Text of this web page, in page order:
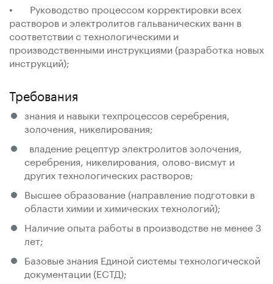
• Руководство процессом корректировки всех
растворов и электролитов гальванических ванн в
соответствии с технологическими и
производственными инструкциями (разработка новых
инструкций);
Требования
знания и навыки техпроцессов серебрения,
золочения, никелирования;
владение рецептур электролитов золочения,
серебрения, никелирования, олово-висмут и
других технологических растворов;
Высшее образование (направление подготовки в
области химии и химических технологий);
Наличие опыта работы в производстве не менее 3
лет;
Базовые знания Единой системы технологической
документации (ЕСТД);